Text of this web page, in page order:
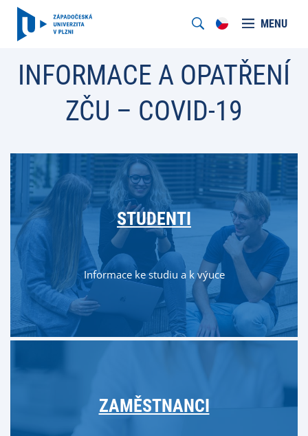
MENU
INFORMACE A OPATŘENÍ
ZČU – COVID-19
STUDENTI
Informace ke studiu a k výuce
ZAMĚSTNANCI